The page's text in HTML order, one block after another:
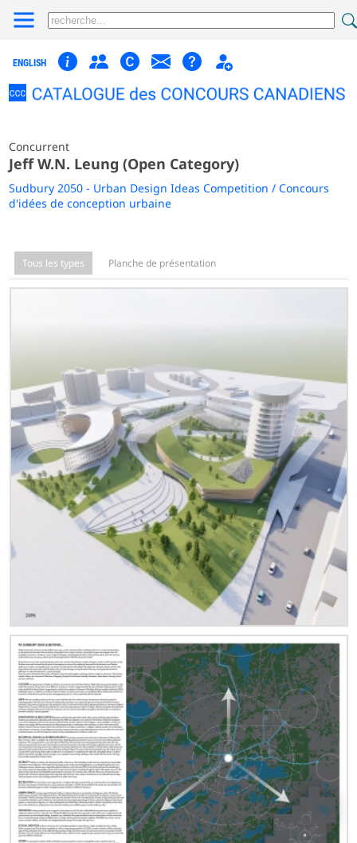
ENGLISH
Concurrent
Jeff W.N. Leung (Open Category)
Sudbury 2050 - Urban Design Ideas Competition / Concours
d'idées de conception urbaine
Tous les types Planche de présentation